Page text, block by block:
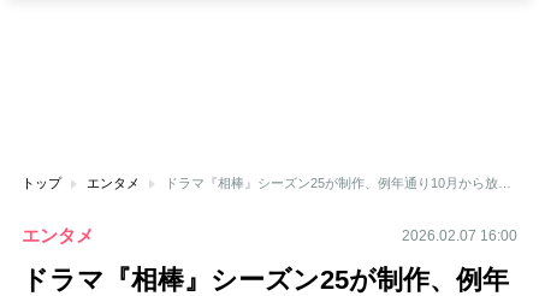
トップ エンタメ
エンタメ 2026.02.07 16:00
ドラマ『相棒』シーズン25が制作、例年